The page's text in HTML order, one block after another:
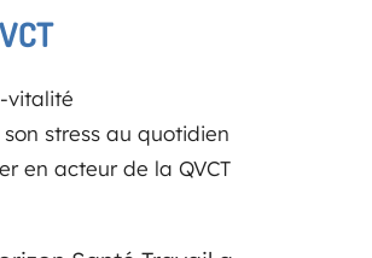
vitalité
stress au quotidien
en acteur de la QVCT